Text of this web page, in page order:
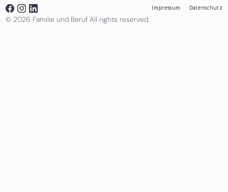
Impressum
Datenschutz
© 2026 Familie und Beruf All rights reserved.